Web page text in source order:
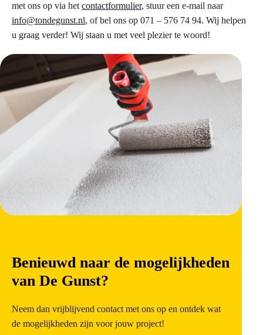
met ons op via het contactformulier, stuur een e-mail naar
info@tondegunst.nl, of bel ons op 071 – 576 74 94. Wij helpen
u graag verder! Wij staan u met veel plezier te woord!
Benieuwd naar de mogelijkheden
van De Gunst?
Neem dan vrijblijvend contact met ons op en ontdek wat
de mogelijkheden zijn voor jouw project!